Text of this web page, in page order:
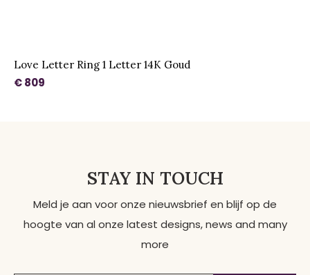
Love Letter Ring 1 Letter 14K Goud
€ 809
STAY IN TOUCH
Meld je aan voor onze nieuwsbrief en blijf op de
hoogte van al onze latest designs, news and many
more